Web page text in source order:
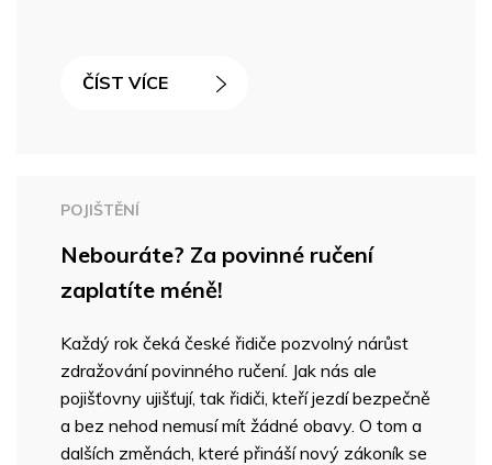
ČÍST VÍCE
POJIŠTĚNÍ
Nebouráte? Za povinné ručení
zaplatíte méně!
Každý rok čeká české řidiče pozvolný nárůst
zdražování povinného ručení. Jak nás ale
pojišťovny ujišťují, tak řidiči, kteří jezdí bezpečně
a bez nehod nemusí mít žádné obavy. O tom a
dalších změnách, které přináší nový zákoník se